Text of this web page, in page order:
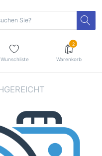
Wunschliste
2
Warenkorb